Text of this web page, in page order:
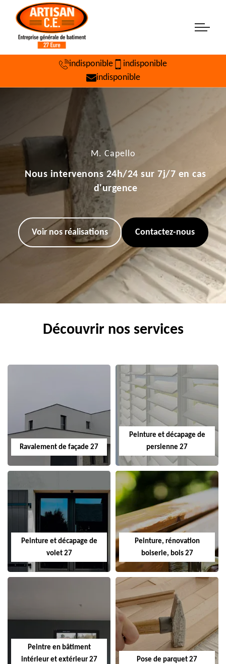
indisponible
indisponible
indisponible
M. Capello
Nous intervenons 24h/24 sur 7j/7 en cas
d'urgence
Voir nos réalisations Contactez-nous
Découvrir nos services
Ravalement de façade 27
Peinture et décapage de
persienne 27
Peinture et décapage de
volet 27
Peinture, rénovation
boiserie, bois 27
Peintre en bâtiment
intérieur et extérieur 27
Pose de parquet 27